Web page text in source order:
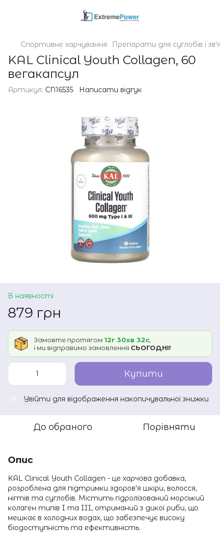
Спортивне харчування Препарати для суглобів і
KAL Clinical Youth Collagen, 60
вегакапсул
Артикул: CN16535 Написати відгук
В наявності
879 грн
Замовте протягом 12г 30хв 32с
і ми відправимо замовлення СЬОГОДНІ!
Купити
Увійти для відображення накопичувальної знижки
До обраного Порівняти
Опис
KAL Clinical Youth Collagen - це харчова добавка,
розроблена для підтримки здоров'я шкіри, волосся,
нігтів та суглобів. Містить гідролізований морський
колаген типів I та III, отриманий з дикої риби, що
мешкає в холодних водах, що забезпечує високу
біодоступність та ефективність.